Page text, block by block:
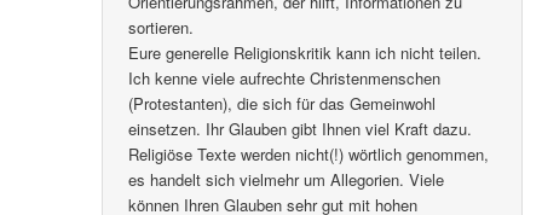
sortieren.
Eure generelle Religionskritik kann ich nicht teilen.
Ich kenne viele aufrechte Christenmenschen
(Protestanten), die sich für das Gemeinwohl
einsetzen. Ihr Glauben gibt Ihnen viel Kraft dazu.
Religiöse Texte werden nicht(!) wörtlich genommen,
es handelt sich vielmehr um Allegorien. Viele
können Ihren Glauben sehr gut mit hohen